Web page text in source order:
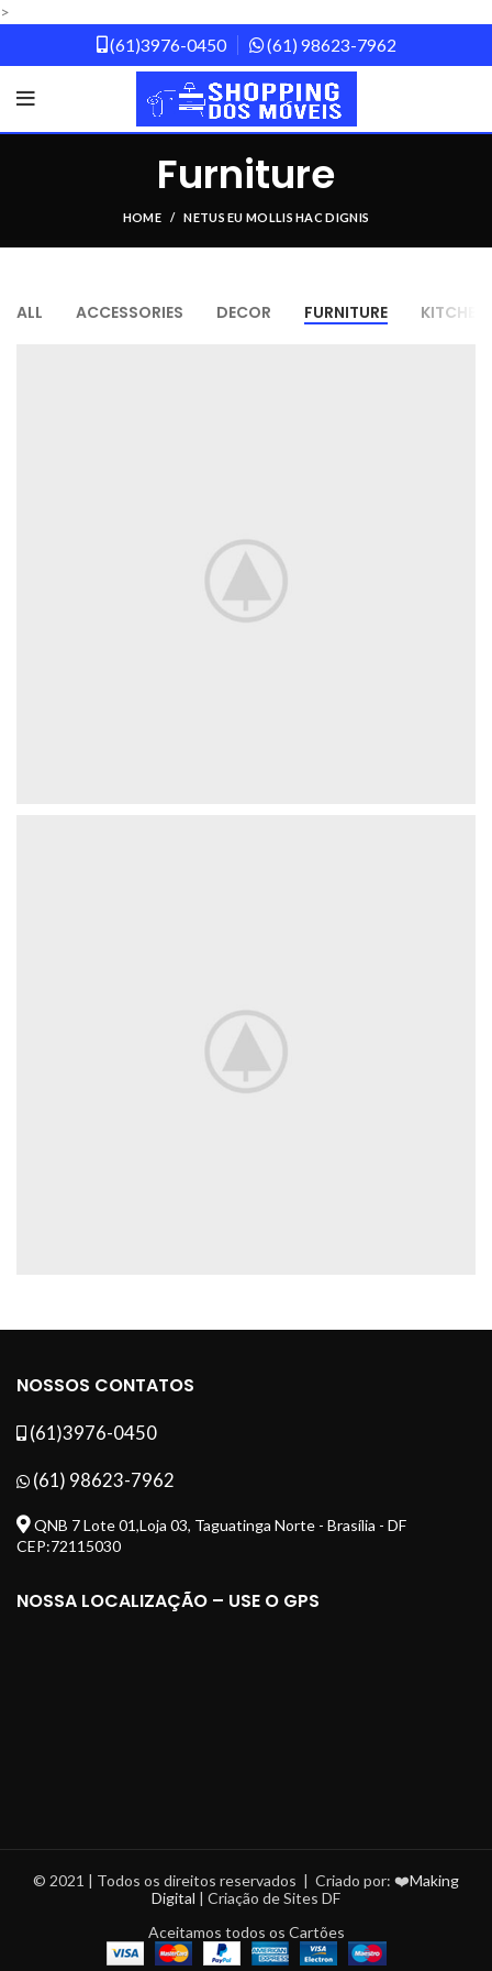
>
(61)3976-0450 (61) 98623-7962
Furniture
HOME NETUS EU MOLLIS HAC DIGNIS
ALL ACCESSORIES DECOR FURNITURE KITCHEN
NOSSOS CONTATOS
(61)3976-0450
(61) 98623-7962
QNB 7 Lote 01,Loja 03, Taguatinga Norte - Brasília - DF
CEP:72115030
NOSSA LOCALIZAÇÃO – USE O GPS
© 2021 | Todos os direitos reservados | Criado por: ❤️Making
Digital | Criação de Sites DF
Aceitamos todos os Cartões